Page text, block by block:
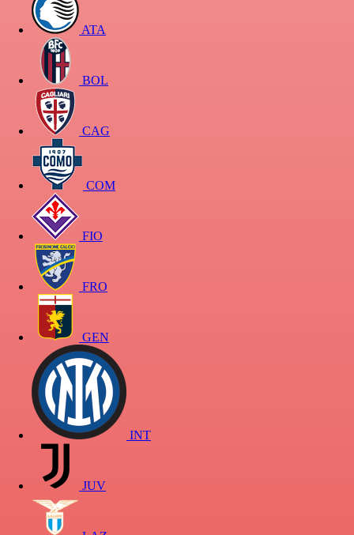
ATA
BOL
CAG
COM
FIO
FRO
GEN
INT
JUV